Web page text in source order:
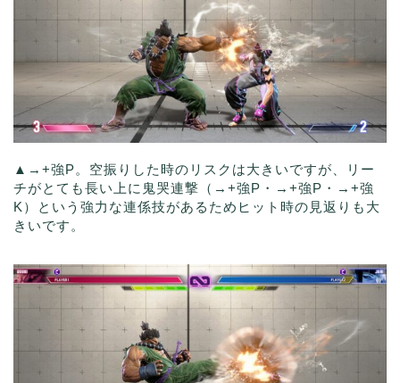
▲→+強P。空振りした時のリスクは大きいですが、リー
チがとても長い上に鬼哭連撃（→+強P・→+強P・→+強
K）という強力な連係技があるためヒット時の見返りも大
きいです。